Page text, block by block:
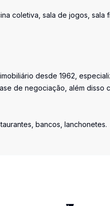
coletiva, sala de jogos, sala
desde 1962,
de negociação, além disso
bancos, lanchonetes.